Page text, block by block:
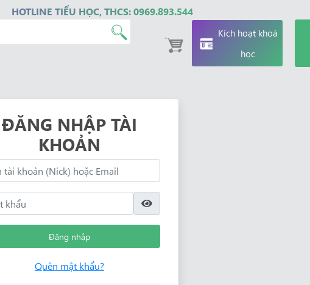
HOTLINE TIỂU HỌC, THCS: 0969.893.544
Kích hoạt khoá
học
ĐĂNG NHẬP TÀI
KHOẢN
Đăng nhập
Quên mật khẩu?